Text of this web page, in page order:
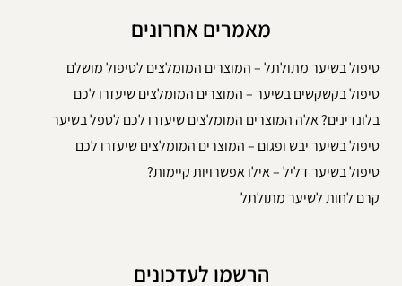
מאמרים אחרונים
טיפול בשיער מתולתל – המוצרים המומלצים לטיפול מושלם
טיפול בקשקשים בשיער – המוצרים המומלצים שיעזרו לכם
בלונדינים? אלה המוצרים המומלצים שיעזרו לכם לטפל בשיער
טיפול בשיער יבש ופגום – המוצרים המומלצים שיעזרו לכם
טיפול בשיער דליל – אילו אפשרויות קיימות?
קרם לחות לשיער מתולתל
הרשמו לעדכונים